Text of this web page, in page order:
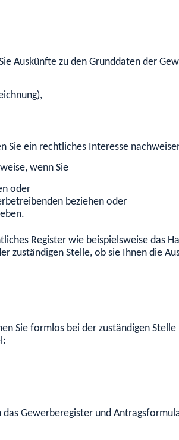
Auskünfte zu den Grunddaten der
Sie ein rechtliches Interesse
wenn Sie
oder
benden beziehen oder
Register wie beispielsweise das
zuständigen Stelle, ob sie Ihnen die
Sie formlos bei der zuständigen
Gewerberegister und